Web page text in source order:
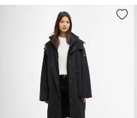
Giacca antipioggia Atlantis